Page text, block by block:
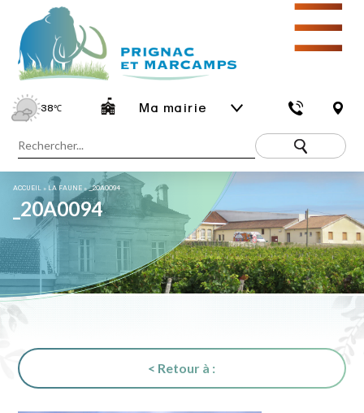
38℃ Ma mairie
☰
ACCUEIL » LA FAUNE »_20A0094
_20A0094
< Retour à :